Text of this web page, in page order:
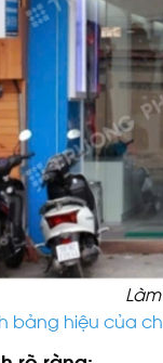
bảng hiệu của